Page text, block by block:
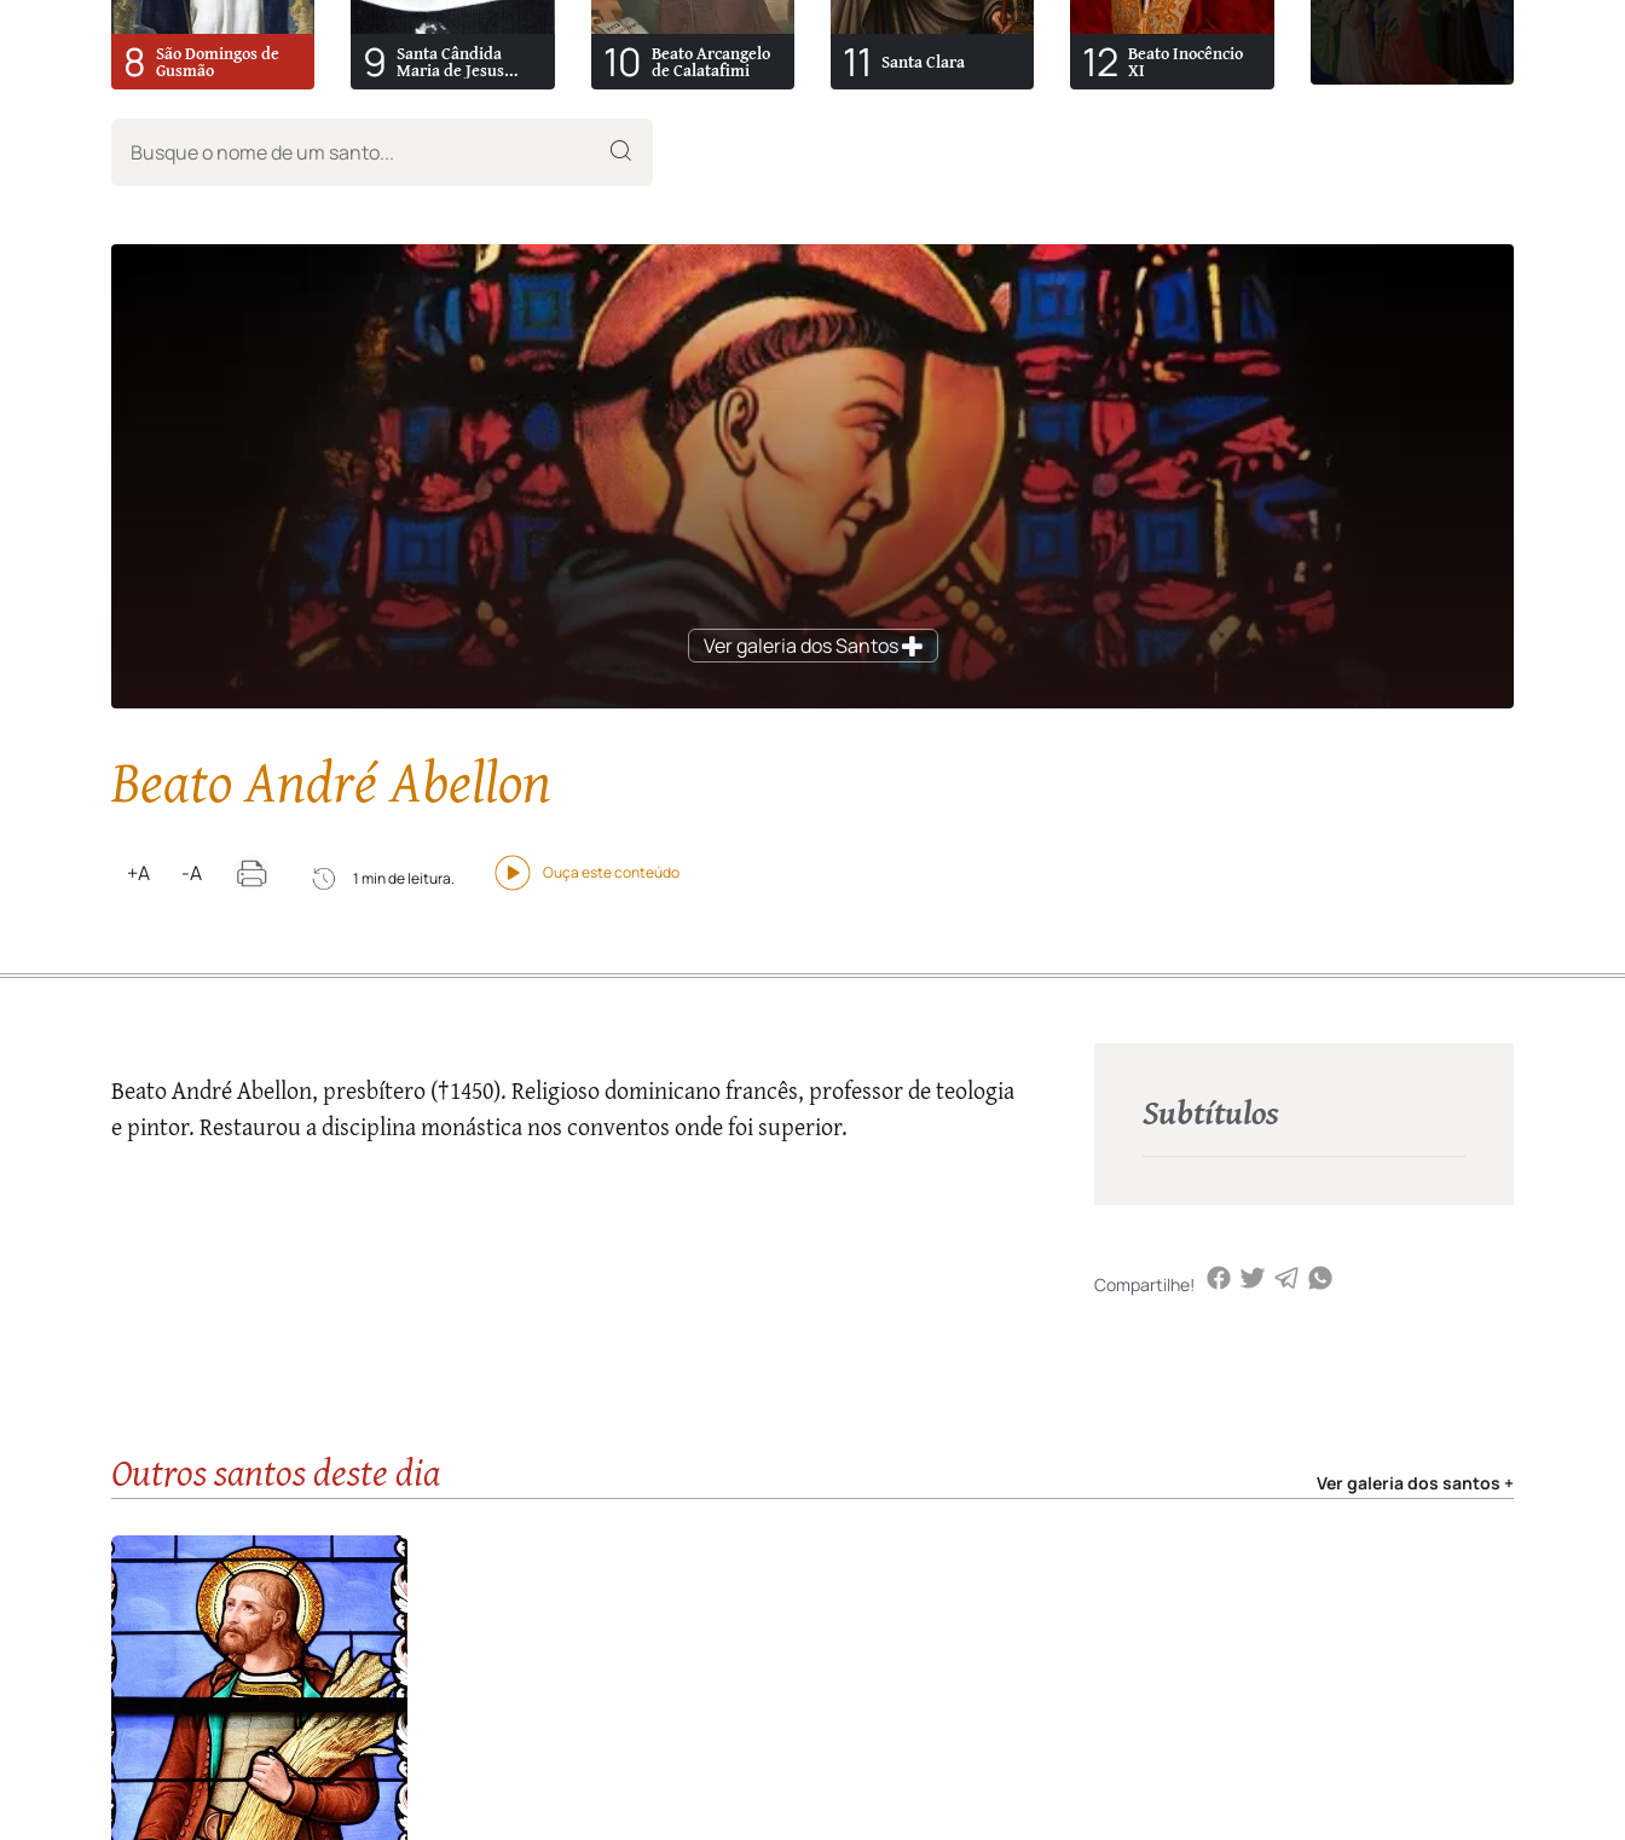
8 São Domingos de
Gusmão 9 Santa Cândida
Maria de Jesus
Cipitria 10 Beato Arcangelo
de Calatafimi 11 Santa Clara 12 Beato Inocêncio
XI
Ver galeria dos Santos
Beato André Abellon
+A -A 1 min de leitura. Ouça este conteúdo
Beato André Abellon, presbítero (†1450). Religioso dominicano francês, professor de teologia
e pintor. Restaurou a disciplina monástica nos conventos onde foi superior.
Subtítulos
Compartilhe!
Outros santosdeste dia Ver galeria dos santos +